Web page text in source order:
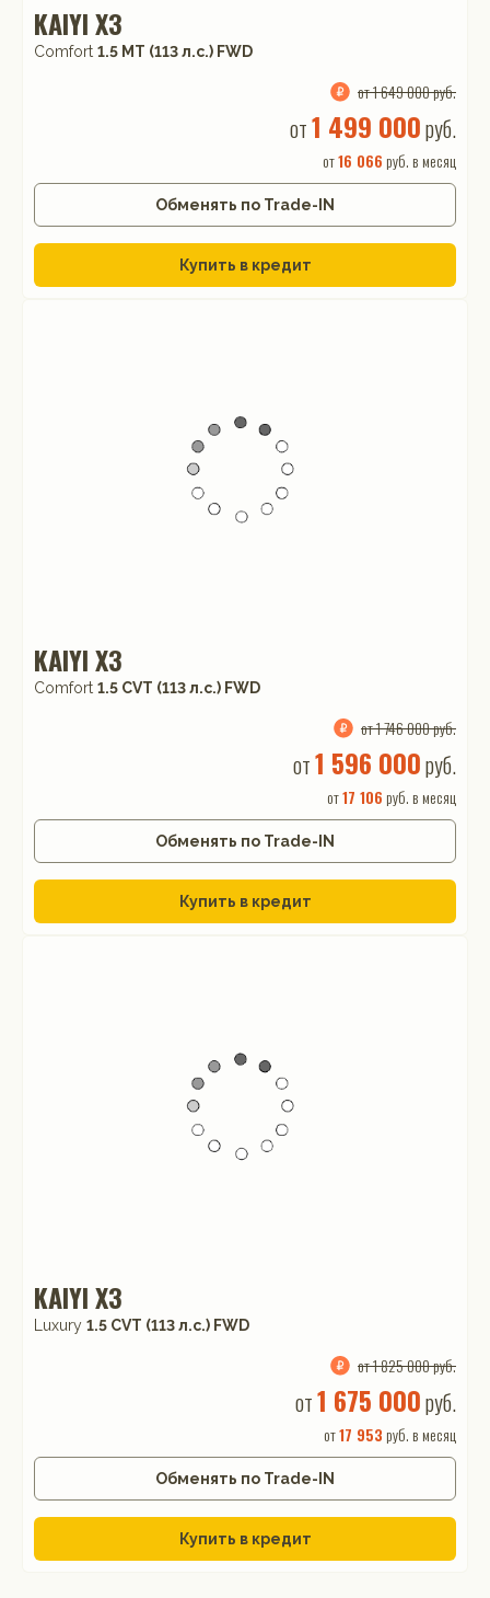
KAIYI X3
Comfort 1.5 MT (113 л.с.) FWD
от 1 649 000 руб.
от1 499 000руб.
от16 066 руб. в месяц
Обменять по Trade-IN
Купить в кредит
KAIYI X3
Comfort 1.5 CVT (113 л.с.) FWD
от 1 746 000 руб.
от1 596 000руб.
от17 106 руб. в месяц
Обменять по Trade-IN
Купить в кредит
KAIYI X3
Luxury 1.5 CVT (113 л.с.) FWD
от 1 825 000 руб.
от1 675 000руб.
от17 953 руб. в месяц
Обменять по Trade-IN
Купить в кредит